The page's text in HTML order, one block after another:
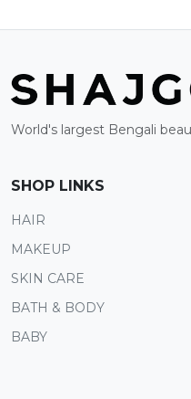
World's largest Bengali
SHOP LINKS
HAIR
MAKEUP
SKIN CARE
BATH & BODY
BABY